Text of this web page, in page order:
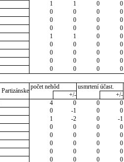
1 1 0 0
0 0 0 0
0 0 0 0
0 0 0 0
1 1 0 0
0 0 0 0
0 0 0 0
0 0 0 0
0 0 0 0
Partizánske
počet nehôd usmrtení účast.
+/-
+/-
4 0 0 0
0 -1 0 0
1 -2 0 -1
0 0 0 0
0 0 0 0
0 0 0 0
0 0 0 0
0 0 0 0